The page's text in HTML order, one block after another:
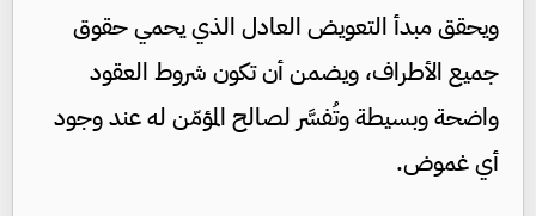
ويحقق مبدأ التعويض العادل الذي يحمي حقوق
جميع الأطراف، ويضمن أن تكون شروط العقود
واضحة وبسيطة وتُفسَّر لصالح المؤمّن له عند وجود
أي غموض.